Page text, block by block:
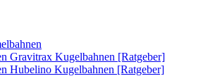
Gravitrax Kugelbahnen [Ratgeber]
Hubelino Kugelbahnen [Ratgeber]